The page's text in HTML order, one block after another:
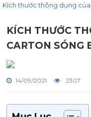
Kích thước thông dụng
KÍCH THƯỚC
CARTON SÓNG
14/09/2021 2307